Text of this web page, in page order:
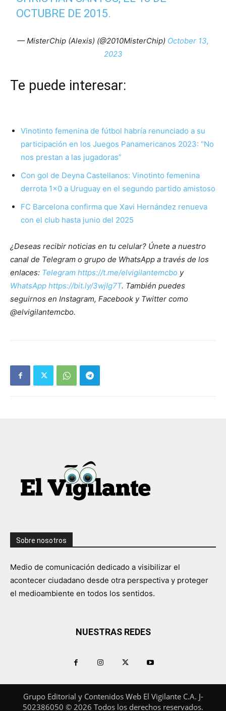
OCTUBRE DE 2015.
— MisterChip (Alexis) (@2010MisterChip) October 13,
2023
Te puede interesar:
Vinotinto femenina de fútbol habría renunciado a su
participación en los Juegos Panamericanos 2023: “No
nos prestan a las jugadoras”
Con gol de Deyna Castellanos: Vinotinto femenina
derrota 1×0 a Uruguay en el segundo partido amistoso
FC Barcelona confirma que Xavi Hernández renueva
con el club hasta junio del 2025
¿Deseas recibir noticias en tu celular? Únete a nuestro
canal de Telegram o grupo de WhatsApp a través de los
enlaces: Telegram https://t.me/elvigilantemcbo y
WhatsApp https://bit.ly/3wjIg7T. También puedes
seguirnos en Instagram, Facebook y Twitter como
@elvigilantemcbo.
Sobre nosotros
Medio de comunicación dedicado a visibilizar el
acontecer ciudadano desde otra perspectiva y proteger
el medioambiente en todos los sentidos.
NUESTRAS REDES
Grupo Editorial y Contenidos Web El Vigilante C.A. J-
502386050 © 2026 Todos los derechos reservados.